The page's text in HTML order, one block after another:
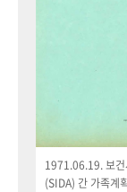
1971.06.19. 보건
(SIDA) 간 가족계